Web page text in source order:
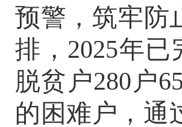
预警，筑牢防
排， 2025年已
脱贫户280 户
的困难户，通